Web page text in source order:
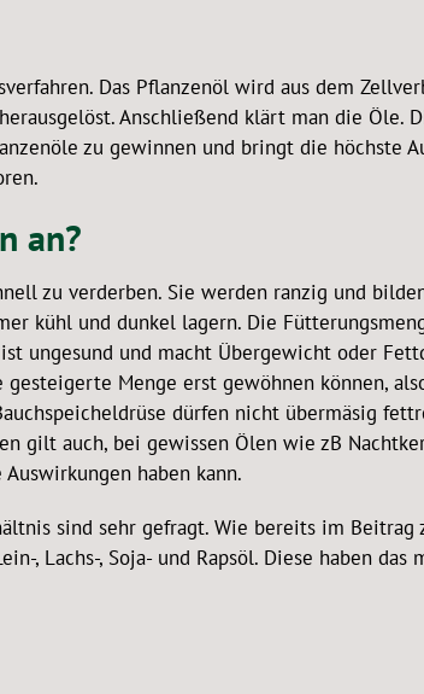
Das Pflanzenöl wird aus dem
Anschließend klärt man die Öle.
zu gewinnen und bringt die höchste
an?
zu verderben. Sie werden ranzig und
kühl und dunkel lagern. Die
ungesund und macht Übergewicht oder
Menge erst gewöhnen können,
dürfen nicht übermäsig
gilt auch, bei gewissen Ölen wie zB
haben kann.
sind sehr gefragt. Wie bereits im Beitrag
, Lachs-, Soja- und Rapsöl. Diese haben